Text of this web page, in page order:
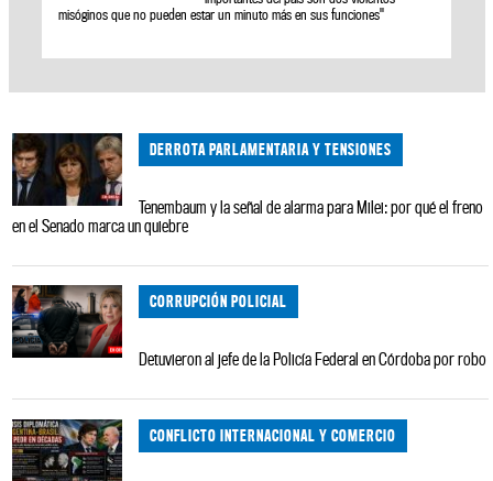
misóginos que no pueden estar un minuto más en sus funciones"
DERROTA PARLAMENTARIA Y TENSIONES
Tenembaum y la señal de alarma para Milei: por qué el freno
en el Senado marca un quiebre
CORRUPCIÓN POLICIAL
Detuvieron al jefe de la Policía Federal en Córdoba por robo
CONFLICTO INTERNACIONAL Y COMERCIO